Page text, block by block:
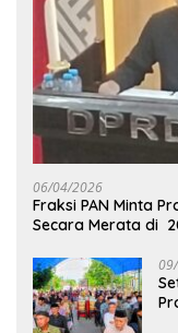
06/04/2026
Fraksi PAN Minta
Secara Merata di